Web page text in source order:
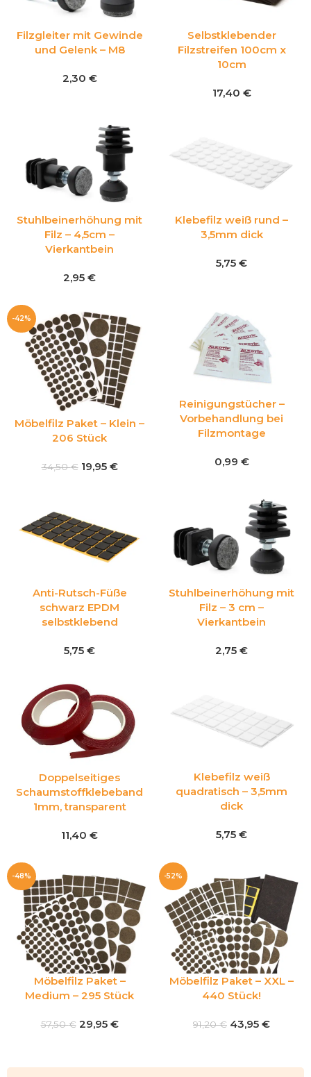
Filzgleiter mit Gewinde
und Gelenk – M8
2,30 €
Selbstklebender
Filzstreifen 100cm x
10cm
17,40 €
Stuhlbeinerhöhung mit
Filz – 4,5cm –
Vierkantbein
2,95 €
Klebefilz weiß rund –
3,5mm dick
5,75 €
-42%
Möbelfilz Paket – Klein –
206 Stück
34,50€ 19,95 €
Reinigungstücher –
Vorbehandlung bei
Filzmontage
0,99 €
Anti-Rutsch-Füße
schwarz EPDM
selbstklebend
5,75 €
Stuhlbeinerhöhung mit
Filz – 3 cm –
Vierkantbein
2,75 €
Doppelseitiges
Schaumstoffklebeband
1mm, transparent
11,40 €
Klebefilz weiß
quadratisch – 3,5mm
dick
5,75 €
-48%
Möbelfilz Paket –
Medium – 295 Stück
57,50€ 29,95 €
-52%
Möbelfilz Paket – XXL –
440 Stück!
91,20€ 43,95 €